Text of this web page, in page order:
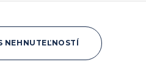
NEHNUTEĽNOSTÍ